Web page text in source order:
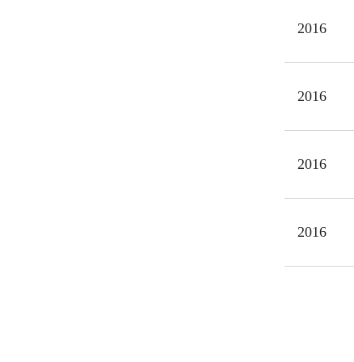
2016
2016
2016
2016